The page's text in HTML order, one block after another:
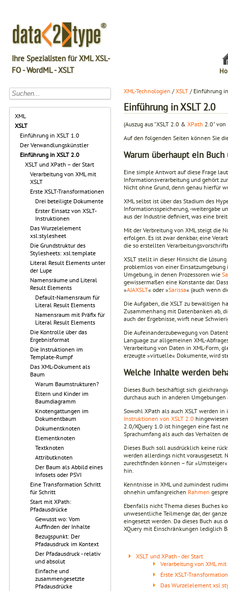
Ihre Spezialisten für XML XSL-
FO - WordML - XSLT
XML
XSLT
Einführung in XSLT 1.0
Der Verwandlungskünstler
Einführung in XSLT 2.0
XSLT und XPath – der Start
Verarbeitung von XML mit
XSLT
Erste XSLT-Transformationen
Drei beteiligte Dokumente
Erster Einsatz von XSLT-
Instruktionen
Das Wurzelelement
xsl:stylesheet
Die Grundstruktur des
Stylesheets: xsl:template
Literal Result Elements unter
der Lupe
Namensräume und Literal
Result Elements
Default-Namensraum für
Literal Result Elements
Namensraum mit Präfix für
Literal Result Elements
Die Kontrolle über das
Ergebnisformat
Die Instruktionen im
Template-Rumpf
Das XML-Dokument als
Baum
Warum Baumstrukturen?
Eltern und Kinder im
Baumdiagramm
Knotengattungen im
Dokumentbaum
Dokumentknoten
Elementknoten
Textknoten
Attributknoten
Der Baum als Abbild eines
Infosets oder PSVI
Eine Transformation Schritt
für Schritt
Start mit XPath:
Pfadausdrücke
Gewusst wo: Vom
Auffinden der Inhalte
Bezugspunkt: Der
Pfadausdruck im Kontext
Der Pfadausdruck - relativ
und absolut
Einfache und
zusammengesetzte
Pfadausdrücke
XML-Technologien /XSLT / Einführung
Einführung in XSLT 2.0
(Auszug aus "XSLT 2.0 & XPath 2.0" von
Auf den folgenden Seiten können Sie
Warum überhaupt ein Buch
Eine simple Antwort auf diese Frage
Informationsverarbeitung und gehört
Nicht ohne Grund, denn genau hierfür
XML selbst ist über das Stadium des
Informationsspeicherung, -weitergabe
aus der Industrie definiert, was eine
Mit der Verbreitung von XML steigt die
erfolgen. Es ist zwar denkbar, eine
die so erstellten
XSLT stellt in dieser Hinsicht die
problemlos von einer
Umgebung, in denen Prozessoren wie
gewissermaßen eine Konstante dar.
»AJAXSLT« oder »Sarissa« (auch wenn
Die Aufgaben, die XSLT zu bewältigen
Zusammenhang mit Datenbanken ab,
auch der Ergebnisse, wirft neue
Die Aufeinanderzubewegung von
Language zur allgemeinen XML-
Verarbeitung von Daten in XML-Form,
erzeugte »virtuelle« Dokumente, wird
Welche Inhalte werden
Dieses Buch beschäftigt sich
durchaus auch in anderen
Sowohl XPath als auch XSLT werden
Instruktionen von XSLT 2.0
2.0/XQuery 1.0 ist hingegen eine fast
Sprachumfang als auch das Verhalten
Dieses Buch soll ausdrücklich keine
werden allerdings nicht vorausgesetzt.
zurechtfinden können – für
hin.
Kenntnisse in XML und zumindest
ohnehin umfangreichen Rahmen
Ebenfalls nicht Thema dieses Buches
unwesentliche Teilmenge dar, der
eingesetzt werden. Da dieses Buch
XQuery mit Einschränkungen lediglich
XSLT und XPath - der Start
Verarbeitung von XML mit
Erste XSLT-
Das Wurzelelement